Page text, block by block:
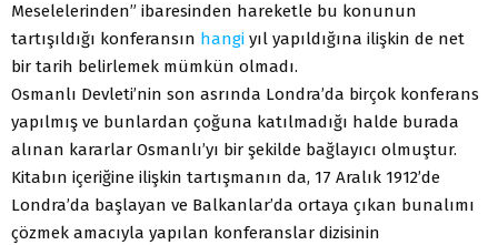
Meselelerinden” ibaresinden hareketle bu konunun
tartışıldığı konferansın hangi yıl yapıldığına ilişkin de net
bir tarih belirlemek mümkün olmadı.
Osmanlı Devleti’nin son asrında Londra’da birçok konferans
yapılmış ve bunlardan çoğuna katılmadığı halde burada
alınan kararlar Osmanlı’yı bir şekilde bağlayıcı olmuştur.
Kitabın içeriğine ilişkin tartışmanın da, 17 Aralık 1912’de
Londra’da başlayan ve Balkanlar’da ortaya çıkan bunalımı
çözmek amacıyla yapılan konferanslar dizisinin